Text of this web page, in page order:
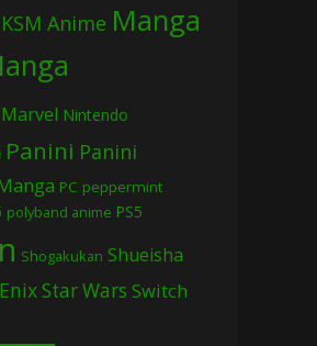
KSM Anime Manga
Marvel Nintendo
Panini Panini
PC peppermint
polyband anime PS5
Shogakukan Shueisha
Star Wars Switch